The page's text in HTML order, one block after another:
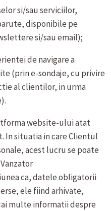
si/sau serviciilor,
disponibile pe
si/sau email);
de navigare a
(prin e-sondaje, cu privire
al clientilor, in urma
website-ului atat
In situatia in care Clientul
acest lucru se poate
ca, datele obligatorii
ele fiind arhivate,
multe informatii despre